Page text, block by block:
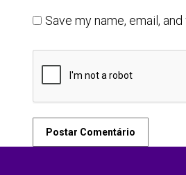
Save my name, email,
Postar Comentário